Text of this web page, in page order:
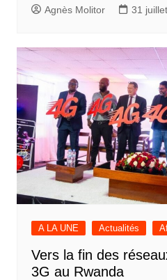
Agnès Molitor 31
A LA UNE Actualités
Vers la fin des
3G au Rwanda